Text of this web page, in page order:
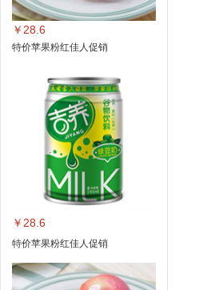
￥28.6
特价苹果粉红佳人促销
￥28.6
特价苹果粉红佳人促销